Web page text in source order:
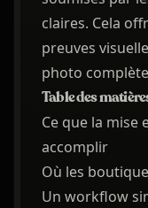
claires. Cela
preuves
photo
Table des
Ce que la mise
accomplir
Où les
Un workflow